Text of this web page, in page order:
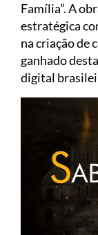
Família”. A
estratégica
na criação de
ganhado
digital